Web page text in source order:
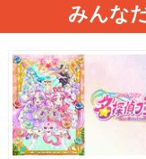
みんな